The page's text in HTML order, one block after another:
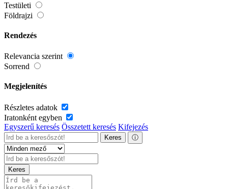
Testületi
Földrajzi
Rendezés
Relevancia szerint
Sorrend
Megjelenítés
Részletes adatok
Iratonként egyben
Egyszerű keresés Összetett keresés Kifejezés
Keres ⓘ
Keres